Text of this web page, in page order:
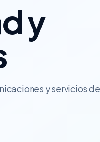
y
y servicios de